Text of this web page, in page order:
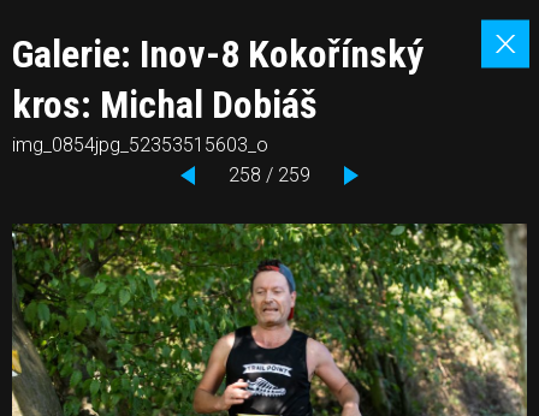
Galerie: Inov-8 Kokořínský
kros: Michal Dobiáš
img_0854jpg_52353515603_o
258 / 259